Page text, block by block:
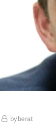
byberat